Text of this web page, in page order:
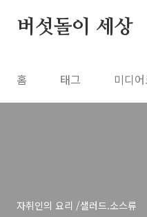
버섯돌이 세상
홈 태그 미디
자취인의 요리 /샐러드.소스류